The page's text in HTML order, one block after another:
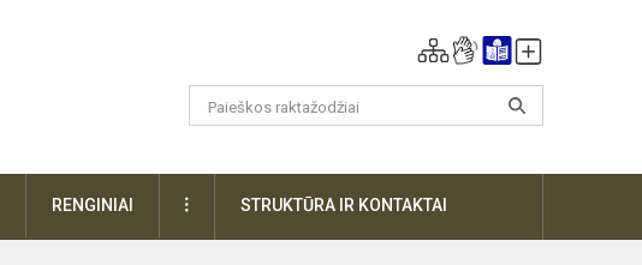
RENGINIAI DAUGIAUSTRUKTŪRA IR KONTAKTAI